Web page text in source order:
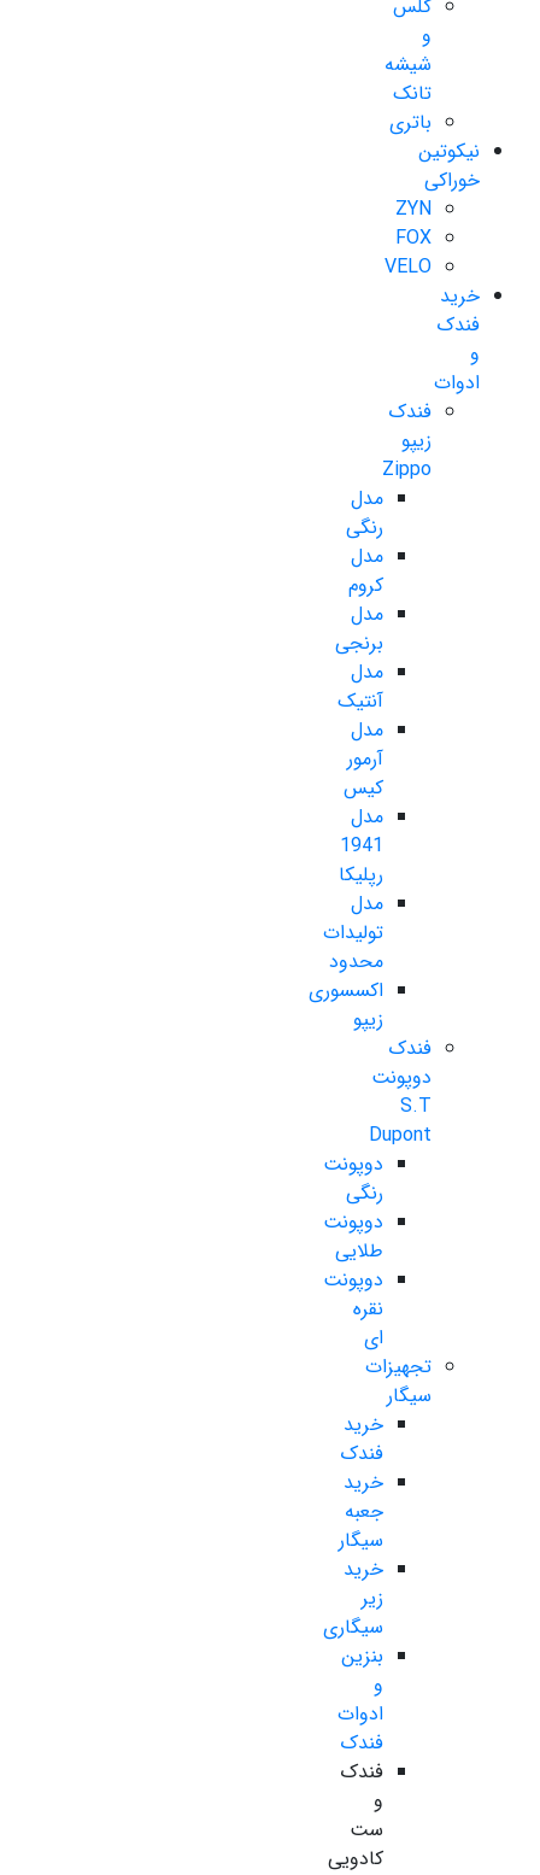
گلس
و
شیشه
تانک
باتری
نیکوتین
خوراکی
ZYN
FOX
VELO
خرید
فندک
و
ادوات
فندک
زیپو
Zippo
مدل
رنگی
مدل
کروم
مدل
برنجی
مدل
آنتیک
مدل
آرمور
کیس
مدل
1941
رپلیکا
مدل
تولیدات
محدود
اکسسوری
زیپو
فندک
دوپونت
S.T
Dupont
دوپونت
رنگی
دوپونت
طلایی
دوپونت
نقره
ای
تجهیزات
سیگار
خرید
فندک
خرید
جعبه
سیگار
خرید
زیر
سیگاری
بنزین
و
ادوات
فندک
فندک
و
ست
کادویی